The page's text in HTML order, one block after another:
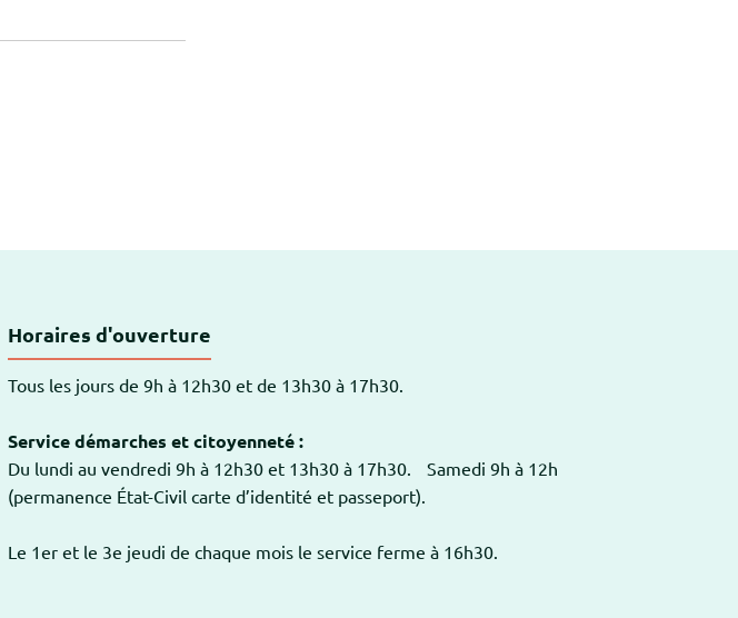
Horaires d'ouverture
Tous les jours de 9h à 12h30 et de 13h30 à 17h30.
Service démarches et citoyenneté :
Du lundi au vendredi 9h à 12h30 et 13h30 à 17h30. Samedi 9h à 12h
(permanence État-Civil carte d’identité et passeport).
Le 1er et le 3e jeudi de chaque mois le service ferme à 16h30.